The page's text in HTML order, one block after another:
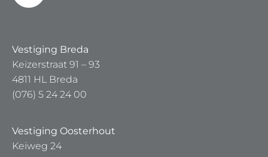
Vestiging Breda
Keizerstraat 91 – 93
4811 HL Breda
(076) 5 24 24 00
Vestiging Oosterhout
Keiweg 24